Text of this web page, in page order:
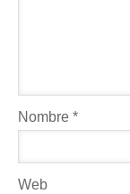
Nombre *
Web